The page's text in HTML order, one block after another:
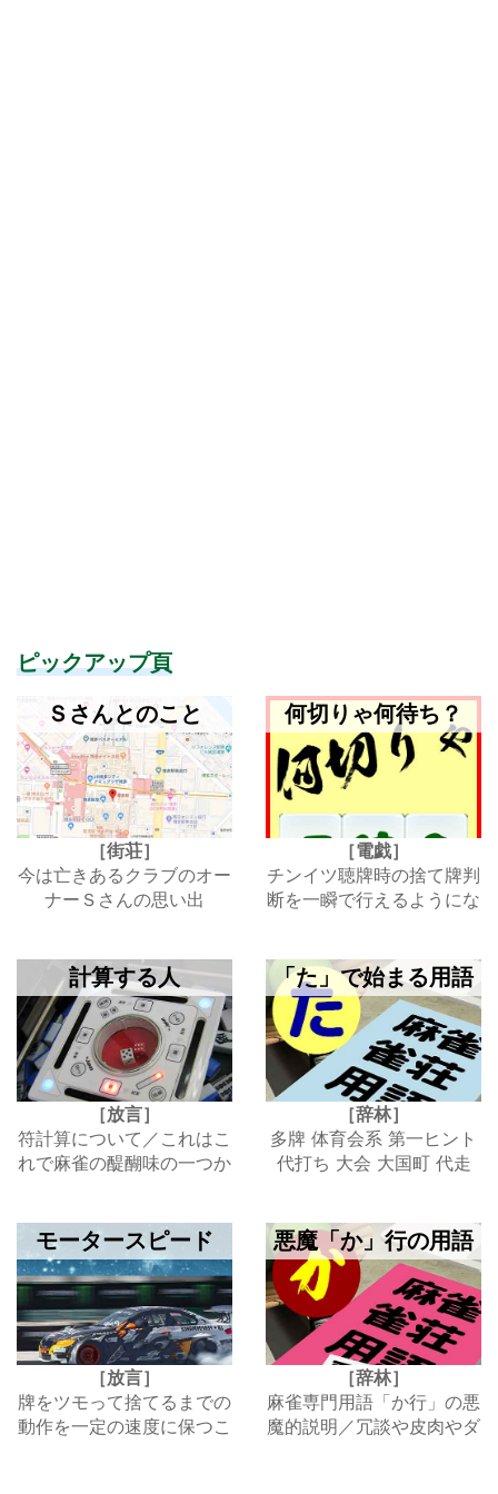
ピックアップ頁
Ｓさんとのこと
［街荘］
今は亡きあるクラブのオー
ナーＳさんの思い出
何切りゃ何待ち？
［電戯］
チンイツ聴牌時の捨て牌判
断を一瞬で行えるようにな
計算する人
［放言］
符計算について／これはこ
れで麻雀の醍醐味の一つか
「た」で始まる用語
［辞林］
多牌 体育会系 第一ヒント
代打ち 大会 大国町 代走
モータースピード
［放言］
牌をツモって捨てるまでの
動作を一定の速度に保つこ
悪魔「か」行の用語
［辞林］
麻雀専門用語「か行」の悪
魔的説明／冗談や皮肉やダ